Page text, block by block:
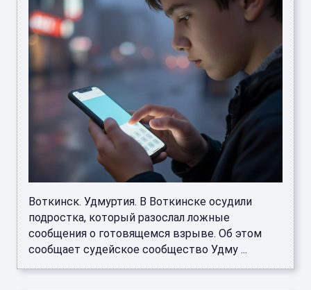
Воткинск. Удмуртия. В Воткинске осудили
подростка, который разослал ложные
сообщения о готовящемся взрыве. Об этом
сообщает судейское сообщество Удму ...